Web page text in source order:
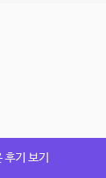
후기 보기